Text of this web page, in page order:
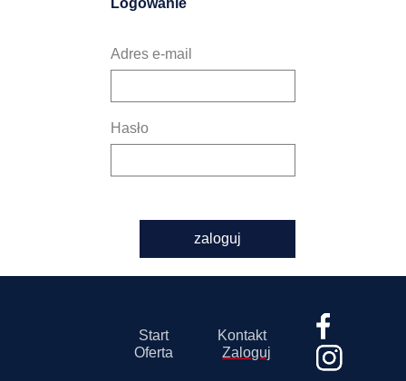
Logowanie
Adres e-mail
Hasło
zaloguj
Start
Kontakt
Oferta
Zaloguj